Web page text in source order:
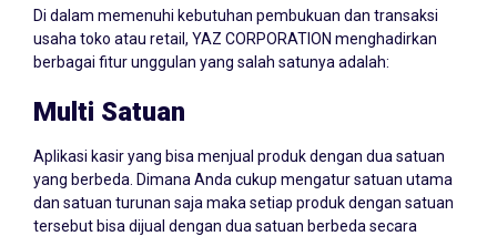
Di dalam memenuhi kebutuhan pembukuan dan transaksi
usaha toko atau retail, YAZ CORPORATION menghadirkan
berbagai fitur unggulan yang salah satunya adalah:
Multi Satuan
Aplikasi kasir yang bisa menjual produk dengan dua satuan
yang berbeda. Dimana Anda cukup mengatur satuan utama
dan satuan turunan saja maka setiap produk dengan satuan
tersebut bisa dijual dengan dua satuan berbeda secara